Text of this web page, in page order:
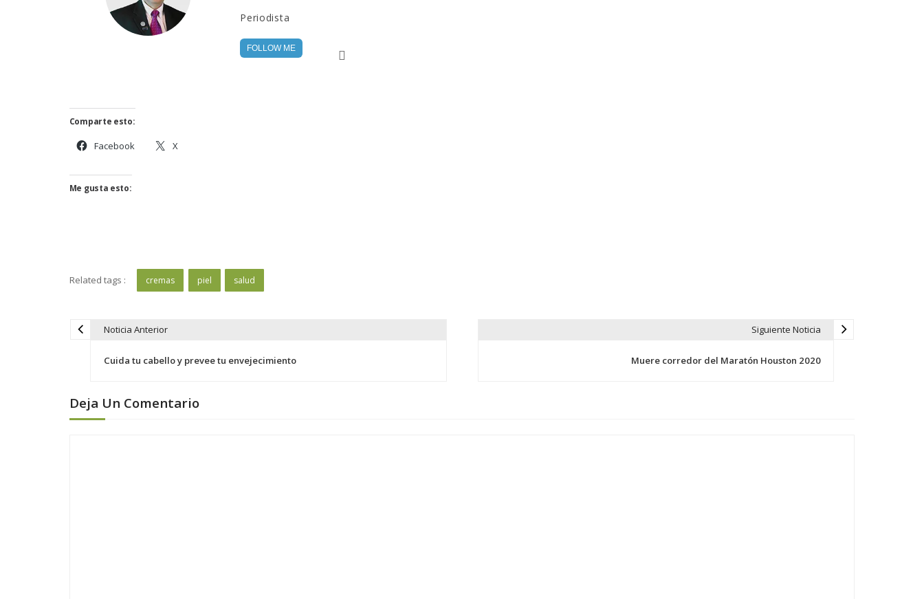
Periodista
FOLLOW ME
Comparte esto:
Facebook X
Me gusta esto:
Related tags : cremas piel salud
N
e
g
Noticia Anterior
Cuida tu cabello y prevee tu envejecimiento
Siguiente Noticia
Muere corredor del Maratón Houston 2020
Deja Un Comentario